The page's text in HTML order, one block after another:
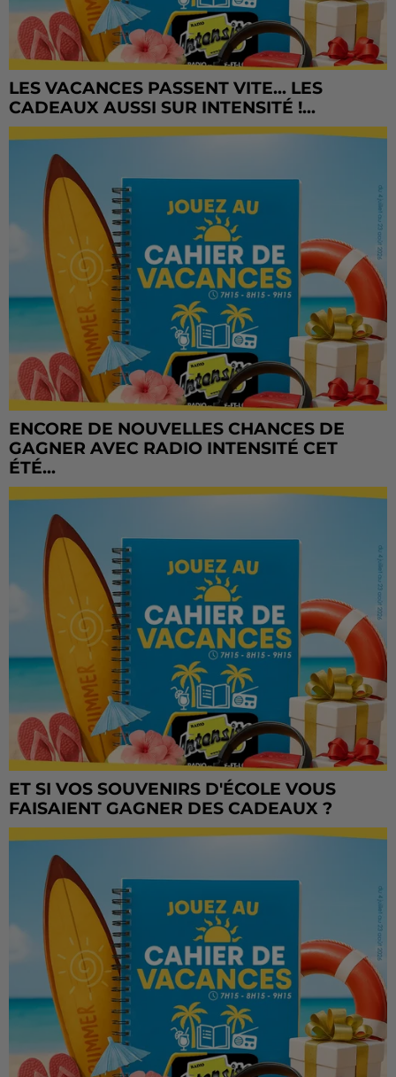
LES VACANCES PASSENT VITE... LES
CADEAUX AUSSI SUR INTENSITÉ !...
ENCORE DE NOUVELLES CHANCES DE
GAGNER AVEC RADIO INTENSITÉ CET
ÉTÉ...
ET SI VOS SOUVENIRS D'ÉCOLE VOUS
FAISAIENT GAGNER DES CADEAUX ?